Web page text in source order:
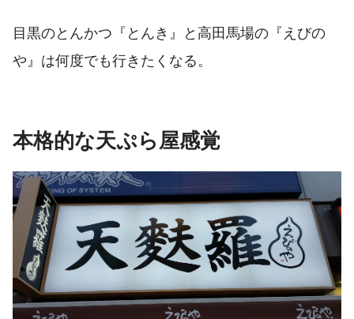
目黒のとんかつ『とんき』と高田馬場の『えびの
や』は何度でも行きたくなる。
本格的な天ぷら屋感覚